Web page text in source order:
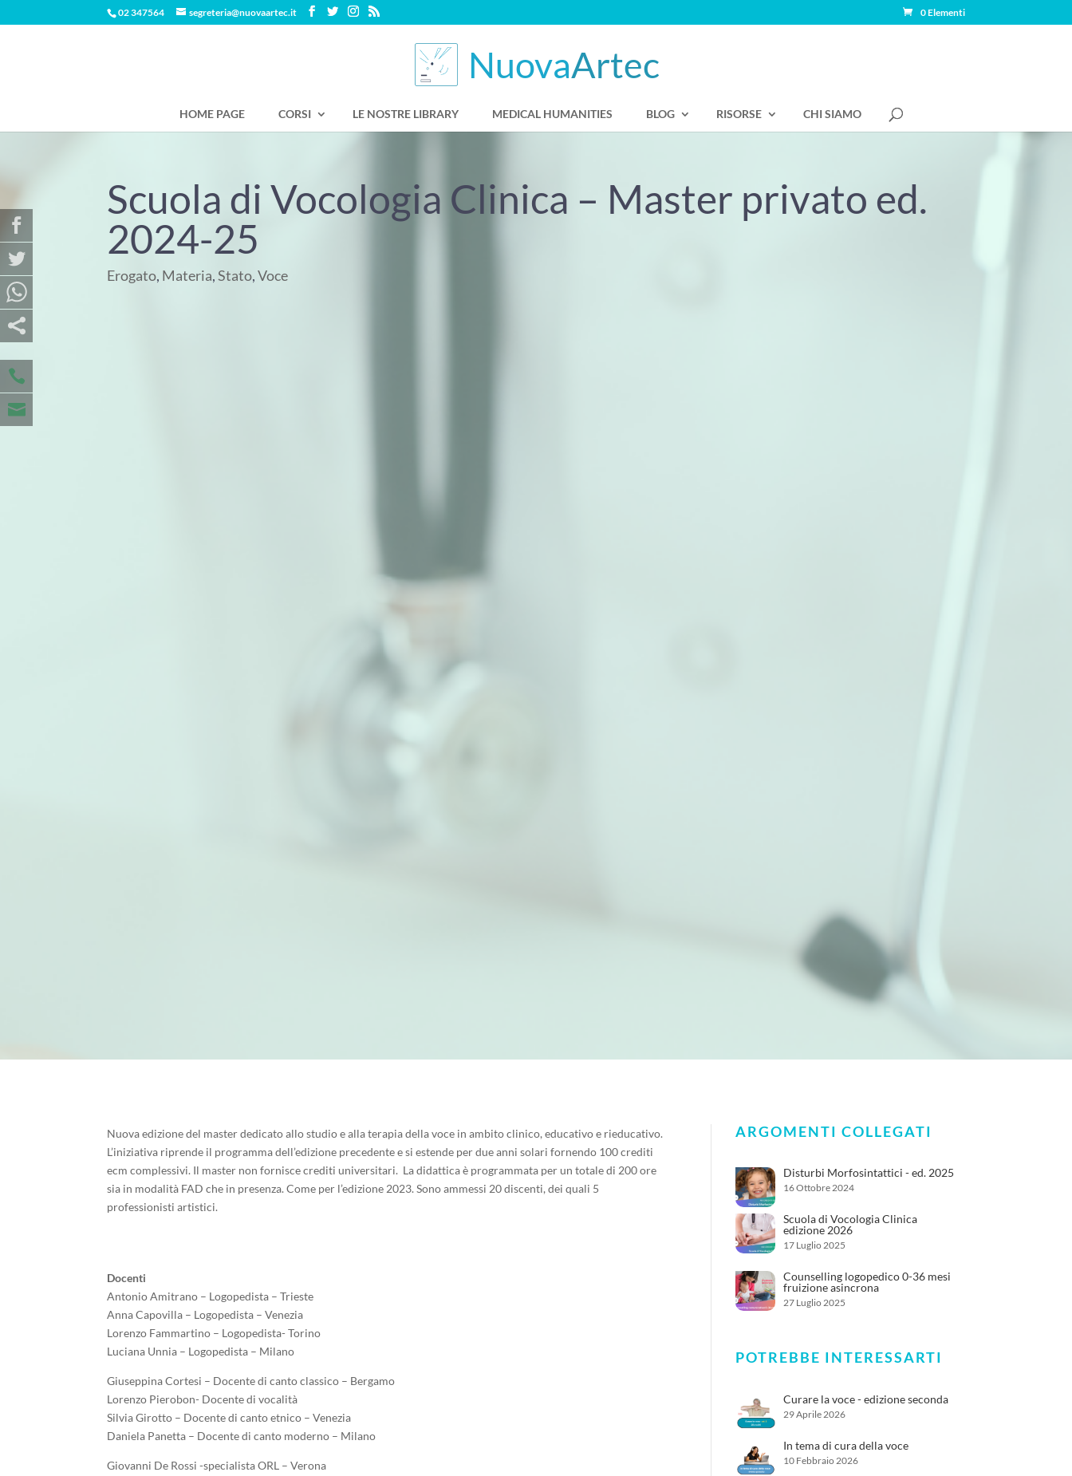
02 347564 segreteria@nuovaartec.it 0 Elementi
HOME PAGE CORSI LE NOSTRE LIBRARY MEDICAL HUMANITIES BLOG RISORSE CHI SIAMO
Scuola di Vocologia Clinica – Master privato ed.
2024-25
Erogato, Materia,Stato,Voce
Nuova edizione del master dedicato allo studio e alla terapia della voce in ambito clinico, educativo e rieducativo.
L’iniziativa riprende il programma dell’edizione precedente e si estende per due anni solari fornendo 100 crediti
ecm complessivi. Il master non fornisce crediti universitari. La didattica è programmata per un totale di 200 ore
sia in modalità FAD che in presenza. Come per l’edizione 2023. Sono ammessi 20 discenti, dei quali 5
professionisti artistici.
Docenti
Antonio Amitrano – Logopedista – Trieste
Anna Capovilla – Logopedista – Venezia
Lorenzo Fammartino – Logopedista- Torino
Luciana Unnia – Logopedista – Milano
Giuseppina Cortesi – Docente di canto classico – Bergamo
Lorenzo Pierobon- Docente di vocalità
Silvia Girotto – Docente di canto etnico – Venezia
Daniela Panetta – Docente di canto moderno – Milano
Giovanni De Rossi -specialista ORL – Verona
ARGOMENTI COLLEGATI
Disturbi Morfosintattici - ed. 2025
16 Ottobre 2024
Scuola di Vocologia Clinica
edizione 2026
17 Luglio 2025
Counselling logopedico 0-36 mesi
fruizione asincrona
27 Luglio 2025
POTREBBE INTERESSARTI
Curare la voce - edizione seconda
29 Aprile 2026
In tema di cura della voce
10 Febbraio 2026